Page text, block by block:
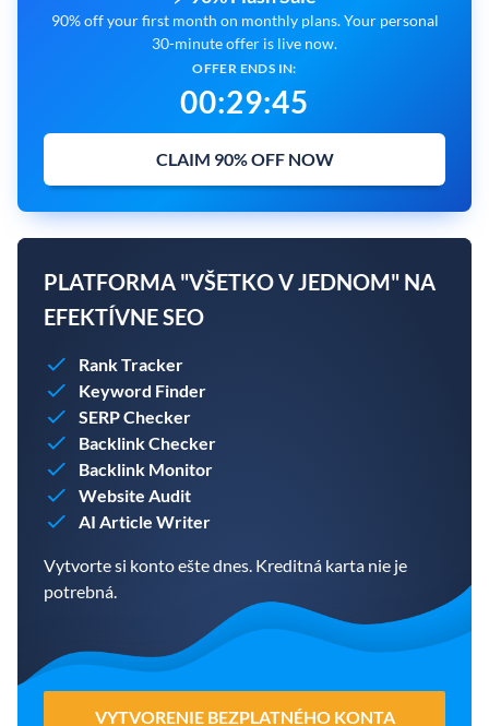
90% off your first month on monthly plans. Your personal
30-minute offer is live now.
OFFER ENDS IN:
00:29:44
CLAIM 90% OFF NOW
PLATFORMA "VŠETKO V JEDNOM" NA
EFEKTÍVNE SEO
Rank Tracker
Keyword Finder
SERP Checker
Backlink Checker
Backlink Monitor
Website Audit
AI Article Writer
Vytvorte si konto ešte dnes. Kreditná karta nie je
potrebná.
VYTVORENIE BEZPLATNÉHO KONTA